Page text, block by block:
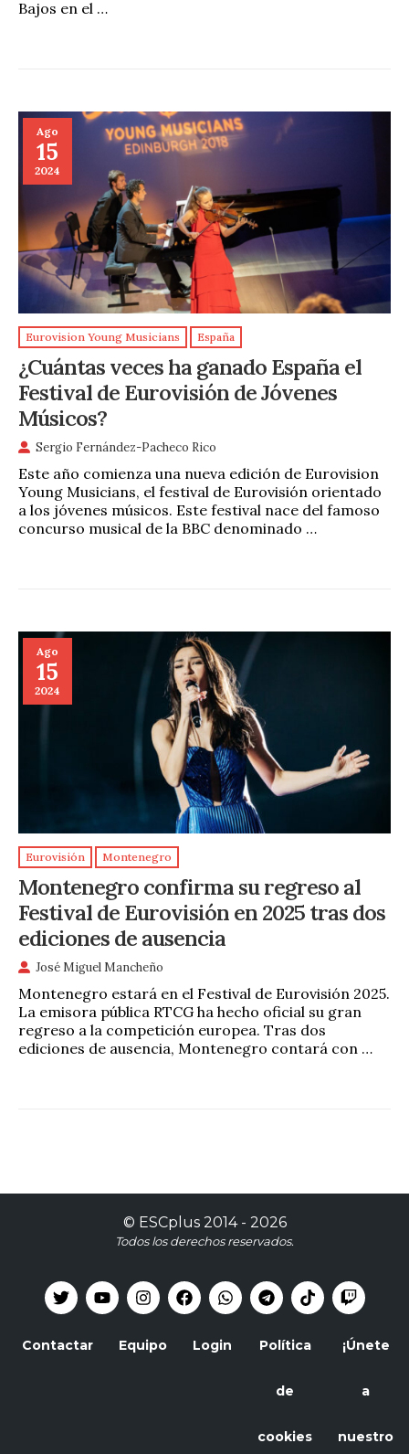
Bajos en el …
Ago
15
2024
Eurovision Young Musicians España
¿Cuántas veces ha ganado España el
Festival de Eurovisión de Jóvenes
Músicos?
Sergio Fernández-Pacheco Rico
Este año comienza una nueva edición de Eurovision
Young Musicians, el festival de Eurovisión orientado
a los jóvenes músicos. Este festival nace del famoso
concurso musical de la BBC denominado …
Ago
15
2024
Eurovisión Montenegro
Montenegro confirma su regreso al
Festival de Eurovisión en 2025 tras dos
ediciones de ausencia
José Miguel Mancheño
Montenegro estará en el Festival de Eurovisión 2025.
La emisora pública RTCG ha hecho oficial su gran
regreso a la competición europea. Tras dos
ediciones de ausencia, Montenegro contará con …
© ESCplus2014 - 2026
Todos los derechos reservados.
Contactar Equipo Login Política
de
cookies
¡Únete
a
nuestro